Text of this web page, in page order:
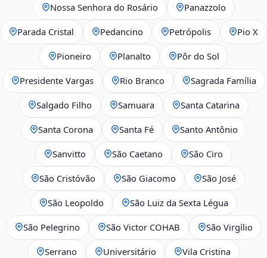
Nossa Senhora do Rosário Panazzolo
Parada Cristal Pedancino Petrópolis Pio X
Pioneiro Planalto Pôr do Sol
Presidente Vargas Rio Branco Sagrada Família
Salgado Filho Samuara Santa Catarina
Santa Corona Santa Fé Santo Antônio
Sanvitto São Caetano São Ciro
São Cristóvão São Giacomo São José
São Leopoldo São Luiz da Sexta Légua
São Pelegrino São Victor COHAB São Virgílio
Serrano Universitário Vila Cristina